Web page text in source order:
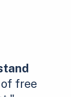
free